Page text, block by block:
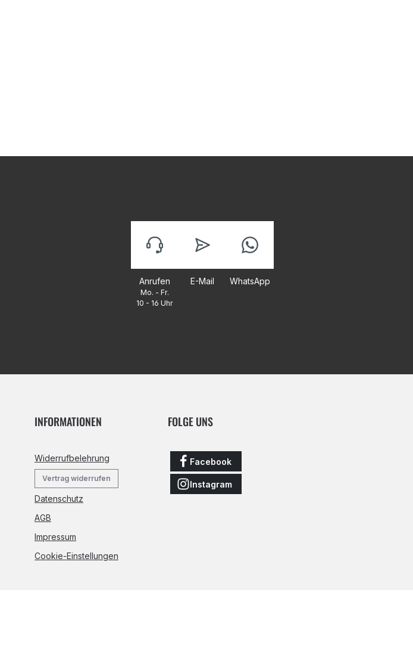
Anrufen
Mo. - Fr.
10 - 16 Uhr
E-Mail WhatsApp
INFORMATIONEN
Widerrufbelehrung
Vertrag widerrufen
Datenschutz
AGB
Impressum
Cookie-Einstellungen
FOLGE UNS
Facebook
Instagram